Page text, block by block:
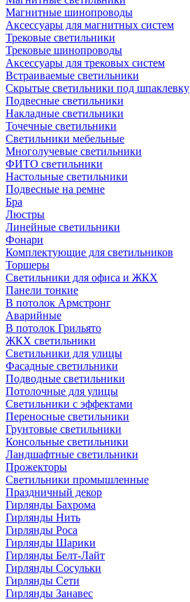
Магнитные шинопроводы
Аксессуары для магнитных систем
Трековые светильники
Трековые шинопроводы
Аксессуары для трековых систем
Встраиваемые светильники
Скрытые светильники под шпаклевку
Подвесные светильники
Накладные светильники
Точечные светильники
Светильники мебельные
Многолучевые светильники
ФИТО светильники
Настольные светильники
Подвесные на ремне
Бра
Люстры
Линейные светильники
Фонари
Комплектующие для светильников
Торшеры
Светильники для офиса и ЖКХ
Панели тонкие
В потолок Армстронг
Аварийные
В потолок Грильято
ЖКХ светильники
Светильники для улицы
Фасадные светильники
Подводные светильники
Потолочные для улицы
Светильники с эффектами
Переносные светильники
Грунтовые светильники
Консольные светильники
Ландшафтные светильники
Прожекторы
Светильники промышленные
Праздничный декор
Гирлянды Бахрома
Гирлянды Нить
Гирлянды Роса
Гирлянды Шарики
Гирлянды Белт-Лайт
Гирлянды Сосульки
Гирлянды Сети
Гирлянды Занавес